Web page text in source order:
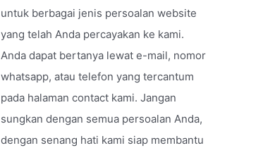
untuk berbagai jenis persoalan website
yang telah Anda percayakan ke kami.
Anda dapat bertanya lewat e-mail, nomor
whatsapp, atau telefon yang tercantum
pada halaman contact kami. Jangan
sungkan dengan semua persoalan Anda,
dengan senang hati kami siap membantu